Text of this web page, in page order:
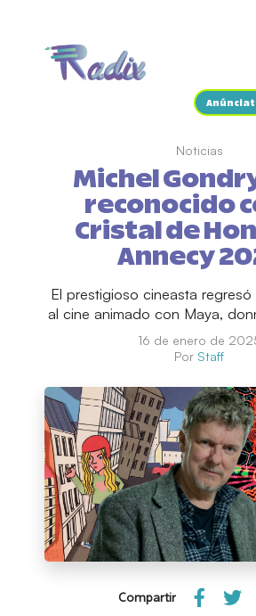
Noticias
Michel
reconocido
Cristal de
Annecy
El prestigioso cineasta regresó
al cine animado con Maya,
16 de enero de
Por Staff
Compartir